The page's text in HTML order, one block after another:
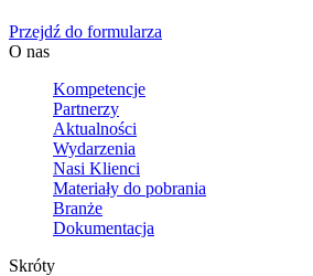
Przejdź do formularza
O nas
Kompetencje
Partnerzy
Aktualności
Wydarzenia
Nasi Klienci
Materiały do pobrania
Branże
Dokumentacja
Skróty